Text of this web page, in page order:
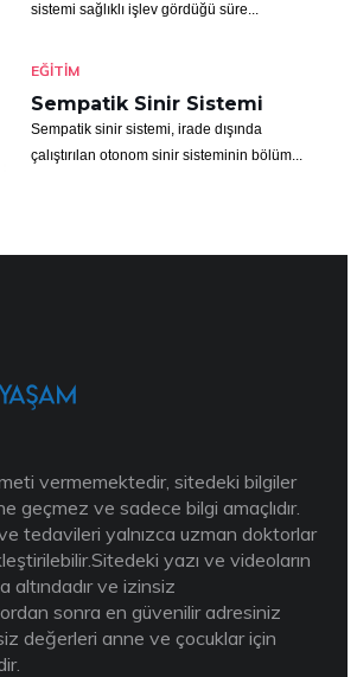
sistemi sağlıklı işlev gördüğü süre...
EĞITIM
Sempatik Sinir Sistemi
Sempatik sinir sistemi, irade dışında
çalıştırılan otonom sinir sisteminin bölüm...
vermemektedir, sitedeki bilgiler
geçmez ve sadece bilgi amaçlıdır.
ve tedavileri yalnızca uzman doktorlar
yazı ve videoların
altındadır ve izinsiz
sonra en güvenilir adresiniz
değerleri anne ve çocuklar için